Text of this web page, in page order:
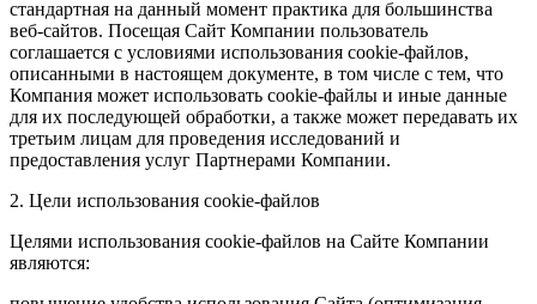
стандартная на данный момент практика для большинства
веб-сайтов. Посещая Сайт Компании пользователь
соглашается с условиями использования cookie-файлов,
описанными в настоящем документе, в том числе с тем, что
Компания может использовать cookie-файлы и иные данные
для их последующей обработки, а также может передавать их
третьим лицам для проведения исследований и
предоставления услуг Партнерами Компании.
2. Цели использования cookie-файлов
Целями использования cookie-файлов на Сайте Компании
являются: